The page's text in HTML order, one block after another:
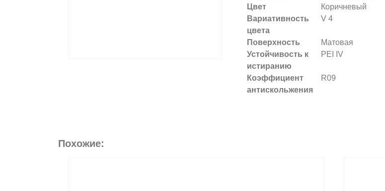
Цвет
Коричневый
Вариативность
цвета
V 4
Поверхность
Матовая
Устойчивость к
истиранию
PEI IV
Коэффициент
антискольжения
R09
Похожие: